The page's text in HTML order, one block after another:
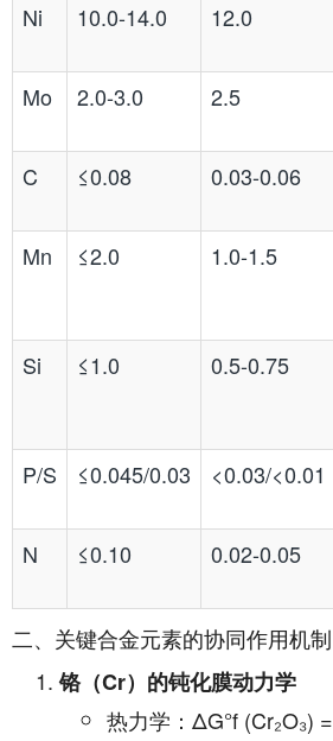
Ni
10.0-14.0 12.0
Mo
2.0-3.0 2.5
C
≤0.08 0.03-0.06
Mn
≤2.0 1.0-1.5
Si
≤1.0 0.5-0.75
P/S
≤0.045/0.03 <0.03/<0.01
N
≤0.10 0.02-0.05
二、关键合金元素的协同作用机制
铬（Cr）的钝化膜动力学
热力学：ΔG°f (Cr₂O₃)